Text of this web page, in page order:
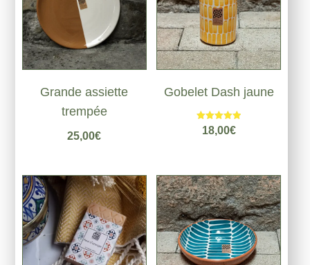
Grande assiette
trempée
25,00€
Gobelet Dash jaune
Note
5.00
18,00€